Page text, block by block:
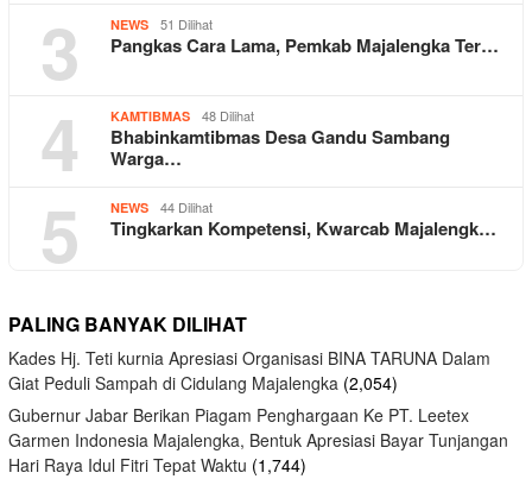
3 NEWS 51 Dilihat
Pangkas Cara Lama, Pemkab Majalengka Ter…
4 KAMTIBMAS 48 Dilihat
Bhabinkamtibmas Desa Gandu Sambang
Warga…
5 NEWS 44 Dilihat
Tingkarkan Kompetensi, Kwarcab Majalengk…
PALING BANYAK DILIHAT
Kades Hj. Teti kurnia Apresiasi Organisasi BINA TARUNA Dalam
Giat Peduli Sampah di Cidulang Majalengka (2,054)
Gubernur Jabar Berikan Piagam Penghargaan Ke PT. Leetex
Garmen Indonesia Majalengka, Bentuk Apresiasi Bayar Tunjangan
Hari Raya Idul Fitri Tepat Waktu (1,744)